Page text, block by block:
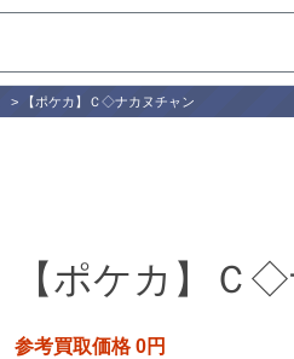
> 【ポケカ】Ｃ◇ナカヌチャン
【ポケカ】Ｃ
参考買取価格 0円